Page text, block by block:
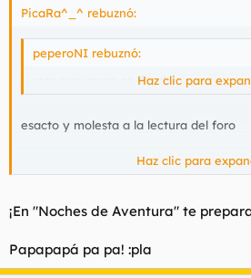
PicaRa^_^ rebuznó:
peperoNI rebuznó:
mas que spam es floodHaz clic para
esacto y molesta a la lectura del foro
KE LO BANEEN!!!!
FUERA BICHO VERDE!!!!
QUE SE JODA EL ARBOL!!! si el arbol!!!
Haz clic para
¡En "Noches de Aventura" te
Papapapá pa pa! :pla